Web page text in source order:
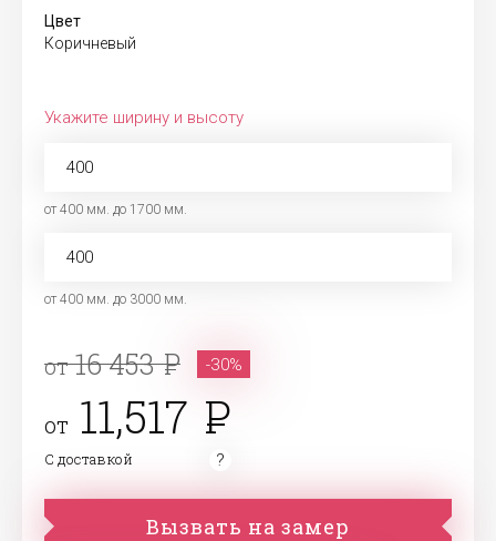
Цвет
Коричневый
Укажите ширину и высоту
от 400 мм. до 1700 мм.
от 400 мм. до 3000 мм.
от16 453 -30%
от 11,517
С доставкой
Вызвать на замер